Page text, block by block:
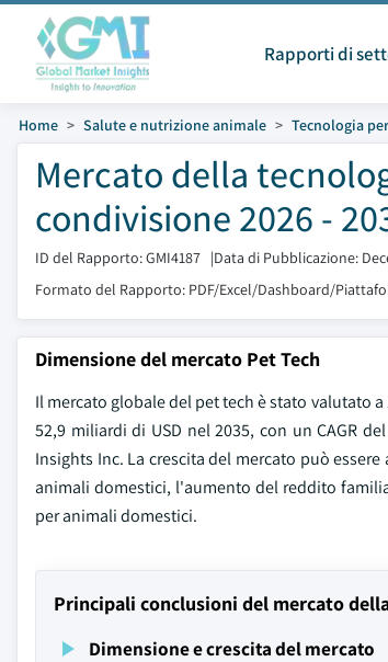
Rapporti di
Home Salute e nutrizione animale Tecnologia
Mercato della
condivisione 2026 -
ID del Rapporto: GMI4187 |Data di Pubblicazione:
Formato del Rapporto: PDF/Excel/Dashboard/
Dimensione del mercato Pet Tech
Il mercato globale del pet tech è stato valutato a
52,9 miliardi di USD nel 2035, con un CAGR
Insights Inc. La crescita del mercato può
animali domestici, l'aumento del reddito
per animali domestici.
Principali conclusioni del mercato
Dimensione e crescita del mercato